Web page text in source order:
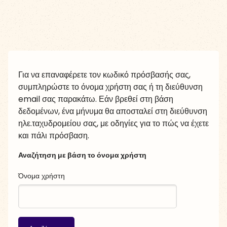
Μετάβαση στο κεντρικό περιεχόμενο
Για να επαναφέρετε τον κωδικό πρόσβασής σας,
συμπληρώστε το όνομα χρήστη σας ή τη διεύθυνση
email σας παρακάτω. Εάν βρεθεί στη βάση
δεδομένων, ένα μήνυμα θα αποσταλεί στη διεύθυνση
ηλε.ταχυδρομείου σας, με οδηγίες για το πώς να έχετε
και πάλι πρόσβαση.
Αναζήτηση με βάση το όνομα χρήστη
Όνομα χρήστη